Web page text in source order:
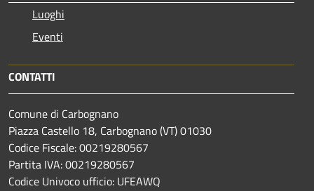
Luoghi
Eventi
CONTATTI
Comune di Carbognano
Piazza Castello 18, Carbognano (VT) 01030
Codice Fiscale: 00219280567
Partita IVA: 00219280567
Codice Univoco ufficio: UFEAWQ